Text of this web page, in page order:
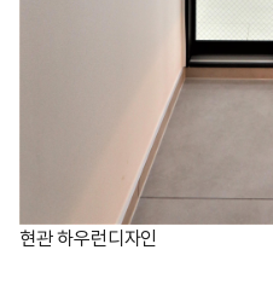
현관 하우런디자인